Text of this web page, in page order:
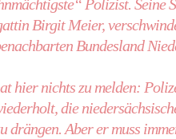
Polizist. Seine
Birgit Meier,
Bundesland
hier nichts zu melden:
die
drängen. Aber er muss